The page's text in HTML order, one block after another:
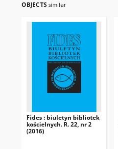
OBJECTS similar
Fides : biuletyn bibliotek
kościelnych. R. 22, nr 2
(2016)